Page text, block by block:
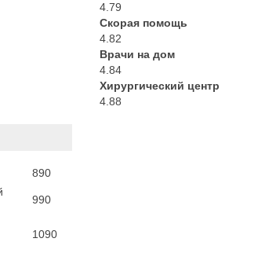
890
990
1090
4.79
Скорая помощь
4.82
Врачи на дом
4.84
Хирургический центр
4.88